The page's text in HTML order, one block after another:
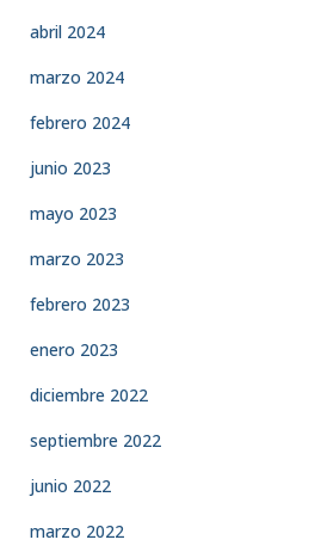
abril 2024
marzo 2024
febrero 2024
junio 2023
mayo 2023
marzo 2023
febrero 2023
enero 2023
diciembre 2022
septiembre 2022
junio 2022
marzo 2022